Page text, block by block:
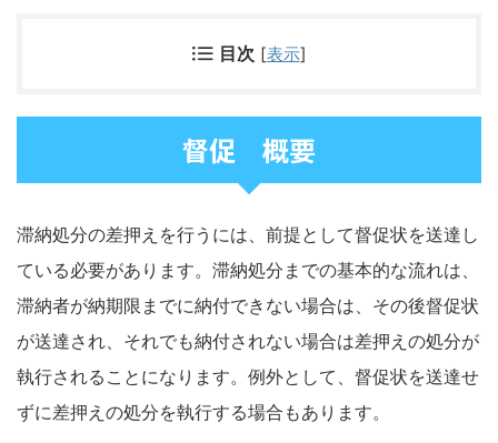
目次 [表示]
督促 概要
滞納処分の差押えを行うには、前提として督促状を送達し
ている必要があります。滞納処分までの基本的な流れは、
滞納者が納期限までに納付できない場合は、その後督促状
が送達され、それでも納付されない場合は差押えの処分が
執行されることになります。例外として、督促状を送達せ
ずに差押えの処分を執行する場合もあります。